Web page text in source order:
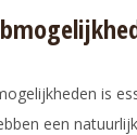
is
een